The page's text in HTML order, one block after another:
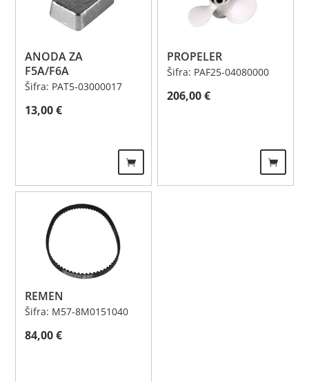
ANODA ZA
F5A/F6A
Šifra: PAT5-03000017
13,00€
PROPELER
Šifra: PAF25-04080000
206,00€
REMEN
Šifra: M57-8M0151040
84,00€